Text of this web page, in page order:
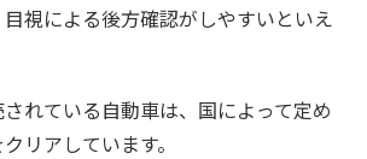
視による後方確認がしやすいといえ
れている自動車は、国によって定め
リアしています。